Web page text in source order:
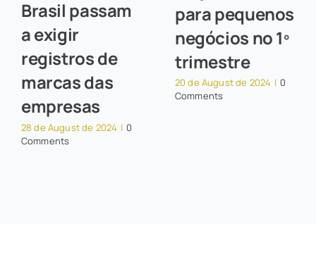
Brasil passam
a exigir
registros de
marcas das
empresas
28 de August de 2024 | 0
Comments
para pequenos
negócios no 1º
trimestre
20 de August de 2024 | 0
Comments